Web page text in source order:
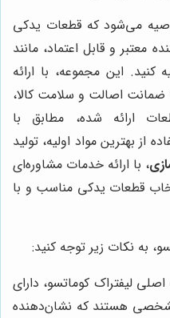
می‌شود که قطعات یدکی
معتبر و قابل اعتماد، مانند
کنید. این مجموعه، با ارائه
اصالت و سلامت کالا،
ارائه شده، مطابق با
از بهترین مواد اولیه، تولید
، با ارائه خدمات مشاوره‌ای
قطعات یدکی مناسب و با
به نکات زیر توجه کنید:
لیفتراک کوماتسو، دارای
هستند که نشان‌دهنده